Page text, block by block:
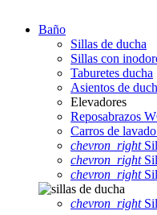
Baño
Sillas de ducha
Sillas con
Taburetes ducha
Asientos de
Elevadores
Reposabrazos
Carros de
chevron_right
chevron_right
chevron_right
chevron_right